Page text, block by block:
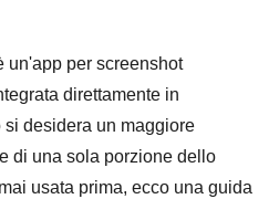
un'app per screenshot
direttamente in
desidera un maggiore
di una sola porzione dello
usata prima, ecco una guida